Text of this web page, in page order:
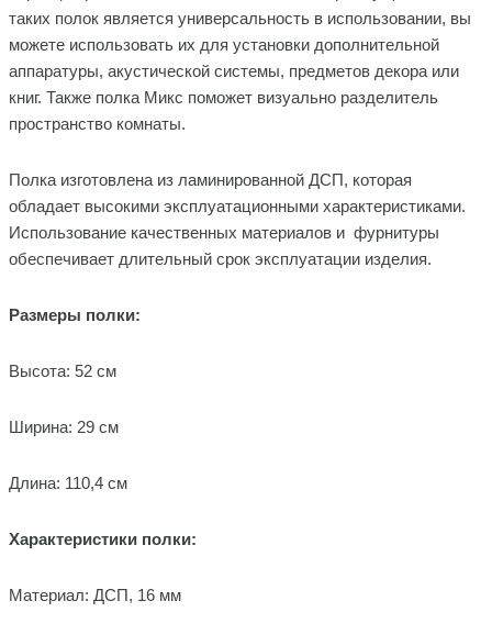
таких полок является универсальность в использовании, вы
можете использовать их для установки дополнительной
аппаратуры, акустической системы, предметов декора или
книг. Также полка Микс поможет визуально разделитель
пространство комнаты.
Полка изготовлена из ламинированной ДСП, которая
обладает высокими эксплуатационными характеристиками.
Использование качественных материалов и фурнитуры
обеспечивает длительный срок эксплуатации изделия.
Размеры полки:
Высота: 52 см
Ширина: 29 см
Длина: 110,4 см
Характеристики полки:
Материал: ДСП, 16 мм